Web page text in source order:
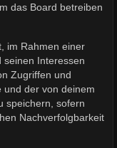
das Board betreiben
im Rahmen einer
seinen Interessen
Zugriffen und
und der von deinem
speichern, sofern
Nachverfolgbarkeit